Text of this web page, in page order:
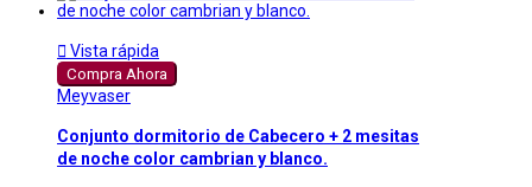
 Vista rápida
Compra Ahora
Meyvaser
Conjunto dormitorio de Cabecero + 2 mesitas
de noche color cambrian y blanco.